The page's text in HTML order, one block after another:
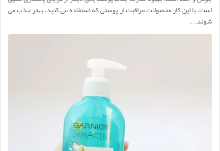
است. با این کار محصولات مراقبت از پوستی که استفاده می کنید، بهتر جذب می
شوند. …